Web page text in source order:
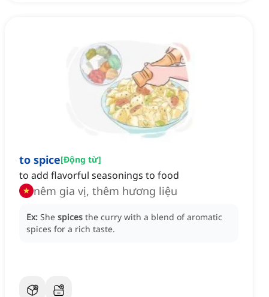
to spice[Động từ]
to add flavorful seasonings to food
nêm gia vị, thêm hương liệu
Ex: She spices the curry with a blend of aromatic
spices for a rich taste.